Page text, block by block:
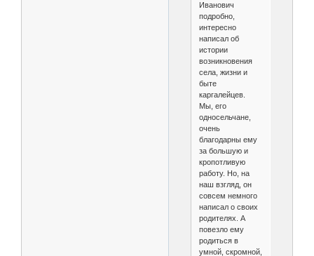
Иванович
подробно,
интересно
написал об
истории
возникновения
села, жизни и
быте
каргалейцев.
Мы, его
односельчане,
очень
благодарны ему
за большую и
кропотливую
работу. Но, на
наш взгляд, он
совсем немного
написал о своих
родителях. А
повезло ему
родиться в
умной, скромной,